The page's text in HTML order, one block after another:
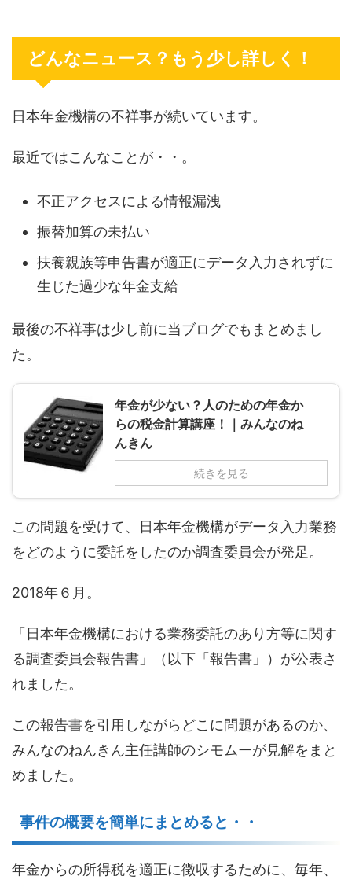
どんなニュース？もう少し詳しく！
日本年金機構の不祥事が続いています。
最近ではこんなことが・・。
不正アクセスによる情報漏洩
振替加算の未払い
扶養親族等申告書が適正にデータ入力されずに
生じた過少な年金支給
最後の不祥事は少し前に当ブログでもまとめまし
た。
年金が少ない？人のための年金か
らの税金計算講座！｜みんなのね
んきん
続きを見る
この問題を受けて、日本年金機構がデータ入力業務
をどのように委託をしたのか調査委員会が発足。
2018年６月。
「日本年金機構における業務委託のあり方等に関す
る調査委員会報告書」（以下「報告書」）が公表さ
れました。
この報告書を引用しながらどこに問題があるのか、
みんなのねんきん主任講師のシモムーが見解をまと
めました。
事件の概要を簡単にまとめると・・
年金からの所得税を適正に徴収するために、毎年、